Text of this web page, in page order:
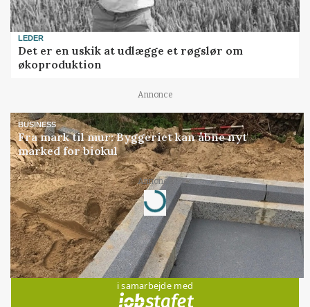
LEDER
Det er en uskik at udlægge et røgslør om
økoproduktion
Annonce
BUSINESS
Fra mark til mur: Byggeriet kan åbne nyt
marked for biokul
Annonce
Loading...
Jobs
i samarbejde med